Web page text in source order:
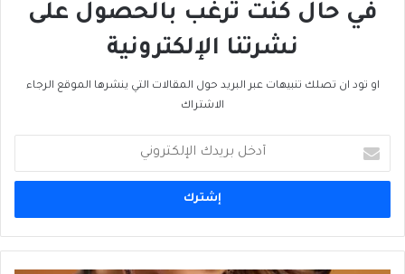
في حال كنت ترغب بالحصول على
نشرتنا الإلكترونية
او تود ان تصلك تنبيهات عبر البريد حول المقالات التي ينشرها الموقع الرجاء
الاشتراك
بريدك
الإلكتروني